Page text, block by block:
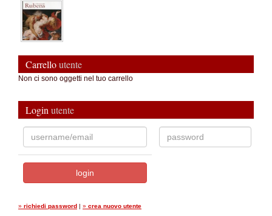
Carrelloutente
Non ci sono oggetti nel tuo carrello
Login utente
» richiedi password | » crea nuovo utente